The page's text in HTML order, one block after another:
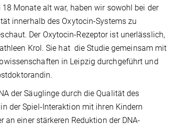
Monate alt war, haben wir sowohl bei der
innerhalb des Oxytocin-Systems zu
Der Oxytocin-Rezeptor ist unerlässlich,
Krol. Sie hat die Studie gemeinsam mit
in Leipzig durchgeführt und
der Säuglinge durch die Qualität des
der Spiel-Interaktion mit ihren Kindern
einer stärkeren Reduktion der DNA-